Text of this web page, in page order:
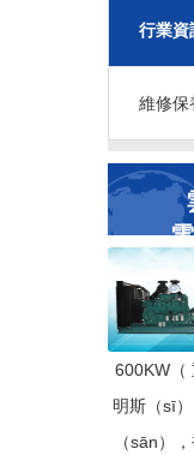
行業資
維修保
600KW（
明斯（sī
（sān），